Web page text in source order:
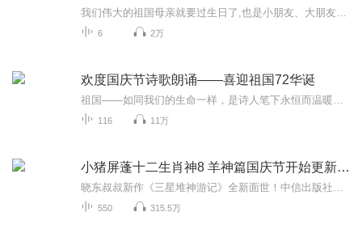
6 2万
欢度国庆节诗歌朗诵——喜迎祖国72华诞
116 11万
小猪屏蓬十二生肖神8 羊神篇国庆节开始更新啦！
550 315.5万